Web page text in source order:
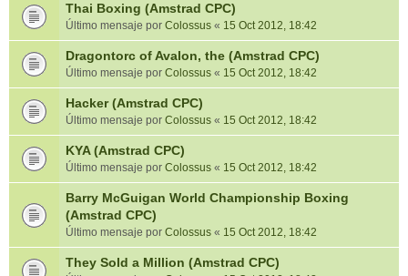
Thai Boxing (Amstrad CPC)
Último mensaje por Colossus « 15 Oct 2012, 18:42
Dragontorc of Avalon, the (Amstrad CPC)
Último mensaje por Colossus « 15 Oct 2012, 18:42
Hacker (Amstrad CPC)
Último mensaje por Colossus « 15 Oct 2012, 18:42
KYA (Amstrad CPC)
Último mensaje por Colossus « 15 Oct 2012, 18:42
Barry McGuigan World Championship Boxing
(Amstrad CPC)
Último mensaje por Colossus « 15 Oct 2012, 18:42
They Sold a Million (Amstrad CPC)